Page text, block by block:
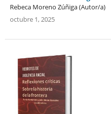
Rebeca Moreno Zúñiga (Autor/a)
octubre 1, 2025